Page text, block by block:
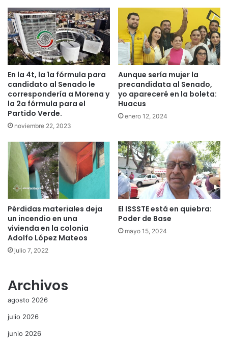
En la 4t, la 1a fórmula para
candidato al Senado le
correspondería a Morena y
la 2a fórmula para el
Partido Verde.
noviembre 22, 2023
Aunque sería mujer la
precandidata al Senado,
yo apareceré en la boleta:
Huacus
enero 12, 2024
Pérdidas materiales deja
un incendio en una
vivienda en la colonia
Adolfo López Mateos
julio 7, 2022
El ISSSTE está en quiebra:
Poder de Base
mayo 15, 2024
Archivos
agosto 2026
julio 2026
junio 2026